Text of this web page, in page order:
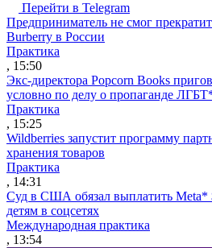
Перейти в Telegram
Предприниматель не смог
Burberry в России
Практика
, 15:50
Экс-директора Popcorn Books
условно по делу о пропаганде
Практика
, 15:25
Wildberries запустит программу
хранения товаров
Практика
, 14:31
Суд в США обязал выплатить Meta*
детям в соцсетях
Международная практика
, 13:54